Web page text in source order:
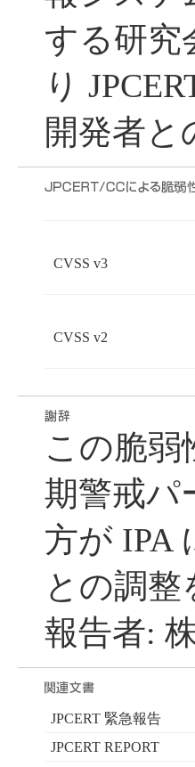
する研究
り
開発者と
CVSS v3
CVSS v2
この脆弱
期警戒パ
方が IPA
との調
報告者:
JPCERT 緊急報告
JPCERT REPORT